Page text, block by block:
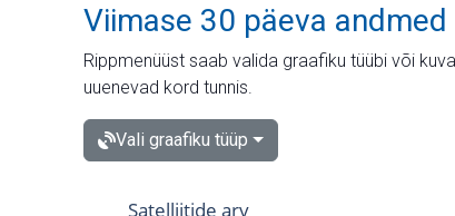
Viimase 30 päeva andmed
Rippmenüüst saab valida graafiku tüübi või
uuenevad kord tunnis.
Vali graafiku tüüp
Satelliitide arv